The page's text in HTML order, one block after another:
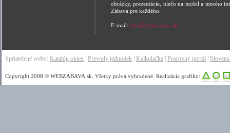
obrázky, prezentácie, niečo na mobil a mnoho
Zábava pre každého.
E-mail: info@webzabava.sk
Spriatelené weby: Katalóg okien Prevody jednotiek Kalkulačka Pracovný portál
Copyright 2008 © WEBZABAVA.sk. Všetky práva vyhradené. Realizácia grafiky: